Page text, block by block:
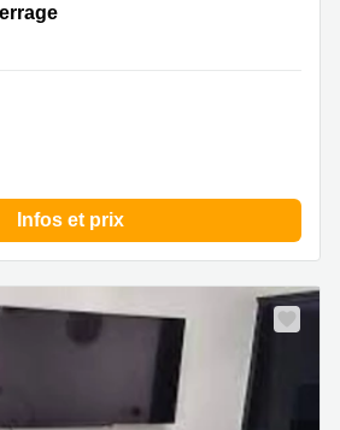
29, Cannes
Infos et prix